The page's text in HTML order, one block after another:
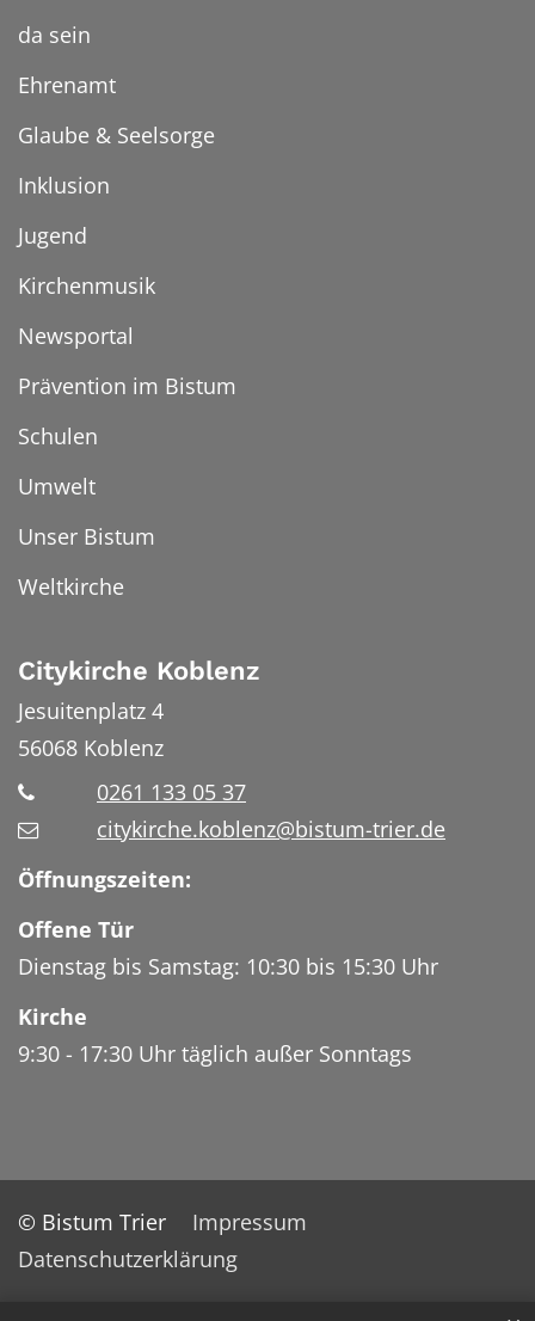
da sein
Ehrenamt
Glaube & Seelsorge
Inklusion
Jugend
Kirchenmusik
Newsportal
Prävention im Bistum
Schulen
Umwelt
Unser Bistum
Weltkirche
Citykirche Koblenz
Jesuitenplatz 4
56068 Koblenz
0261 133 05 37
citykirche.koblenz@bistum-trier.de
Öffnungszeiten:
Offene Tür
Dienstag bis Samstag: 10:30 bis 15:30 Uhr
Kirche
9:30 - 17:30 Uhr täglich außer Sonntags
© Bistum Trier
Impressum
Datenschutzerklärung